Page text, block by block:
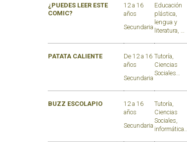
¿PUEDES LEER ESTE
COMIC?
12 a 16
años
Secundaria
Educación
plástica,
lengua y
literatura, …
PATATA CALIENTE
De 12 a 16
años
Secundaria
Tutoría,
Ciencias
Sociales…
BUZZ ESCOLAPIO
12 a 16
años
Secundaria
Tutoría,
Ciencias
Sociales,
informática…